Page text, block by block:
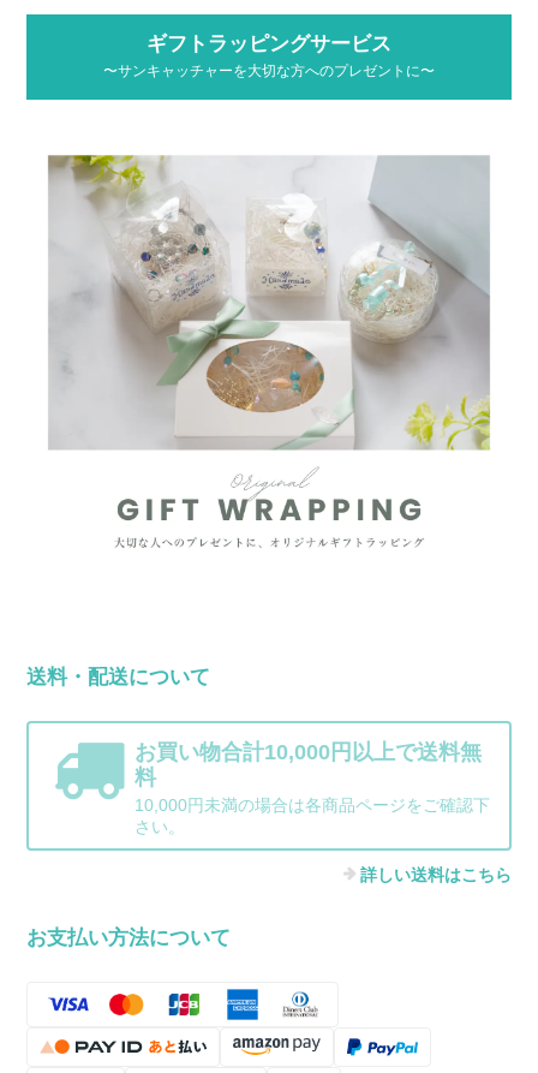
ギフトラッピングサービス
〜サンキャッチャーを大切な方へのプレゼントに〜
送料・配送について
お買い物合計10,000円以上で送料無
料
10,000円未満の場合は各商品ページをご確認下
さい。
詳しい送料はこちら
お支払い方法について